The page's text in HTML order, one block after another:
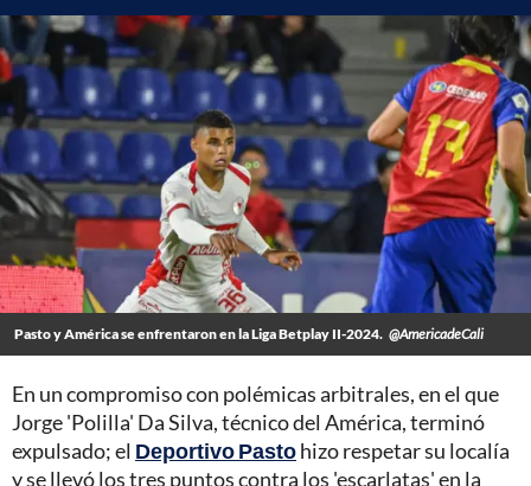
Pasto y América se enfrentaron en la Liga Betplay II-2024. @AmericadeCali
En un compromiso con polémicas arbitrales, en el que
Jorge 'Polilla' Da Silva, técnico del América, terminó
expulsado; el Deportivo Pastohizo respetar su localía
y se llevó los tres puntos contra los 'escarlatas' en la